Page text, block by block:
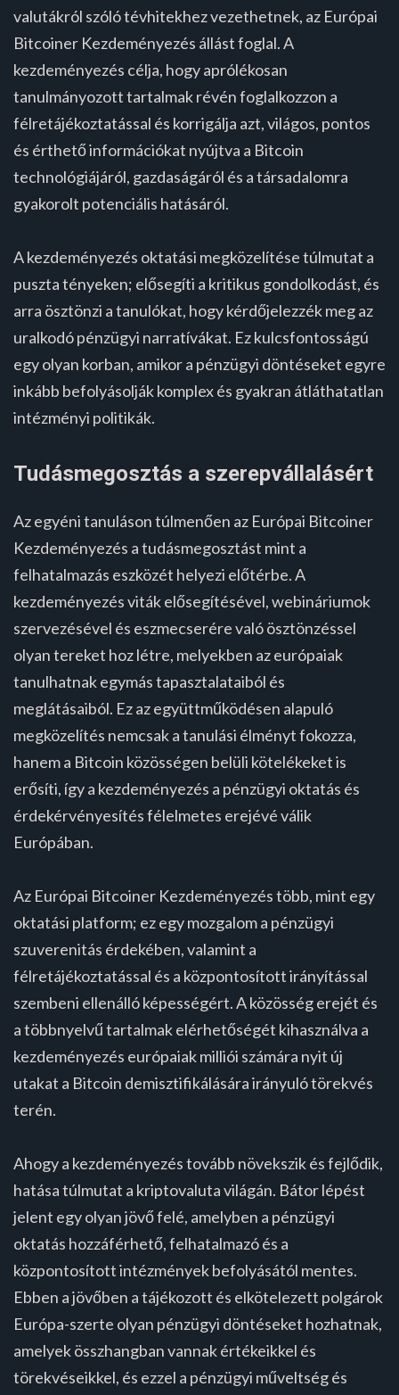
valutákról szóló tévhitekhez vezethetnek, az Európai
Bitcoiner Kezdeményezés állást foglal. A
kezdeményezés célja, hogy aprólékosan
tanulmányozott tartalmak révén foglalkozzon a
félretájékoztatással és korrigálja azt, világos, pontos
és érthető információkat nyújtva a Bitcoin
technológiájáról, gazdaságáról és a társadalomra
gyakorolt potenciális hatásáról.
A kezdeményezés oktatási megközelítése túlmutat a
puszta tényeken; elősegíti a kritikus gondolkodást, és
arra ösztönzi a tanulókat, hogy kérdőjelezzék meg az
uralkodó pénzügyi narratívákat. Ez kulcsfontosságú
egy olyan korban, amikor a pénzügyi döntéseket egyre
inkább befolyásolják komplex és gyakran átláthatatlan
intézményi politikák.
Tudásmegosztás a szerepvállalásért
Az egyéni tanuláson túlmenően az Európai Bitcoiner
Kezdeményezés a tudásmegosztást mint a
felhatalmazás eszközét helyezi előtérbe. A
kezdeményezés viták elősegítésével, webináriumok
szervezésével és eszmecserére való ösztönzéssel
olyan tereket hoz létre, melyekben az európaiak
tanulhatnak egymás tapasztalataiból és
meglátásaiból. Ez az együttműködésen alapuló
megközelítés nemcsak a tanulási élményt fokozza,
hanem a Bitcoin közösségen belüli kötelékeket is
erősíti, így a kezdeményezés a pénzügyi oktatás és
érdekérvényesítés félelmetes erejévé válik
Európában.
Az Európai Bitcoiner Kezdeményezés több, mint egy
oktatási platform; ez egy mozgalom a pénzügyi
szuverenitás érdekében, valamint a
félretájékoztatással és a központosított irányítással
szembeni ellenálló képességért. A közösség erejét és
a többnyelvű tartalmak elérhetőségét kihasználva a
kezdeményezés európaiak milliói számára nyit új
utakat a Bitcoin demisztifikálására irányuló törekvés
terén.
Ahogy a kezdeményezés tovább növekszik és fejlődik,
hatása túlmutat a kriptovaluta világán. Bátor lépést
jelent egy olyan jövő felé, amelyben a pénzügyi
oktatás hozzáférhető, felhatalmazó és a
központosított intézmények befolyásától mentes.
Ebben a jövőben a tájékozott és elkötelezett polgárok
Európa-szerte olyan pénzügyi döntéseket hozhatnak,
amelyek összhangban vannak értékeikkel és
törekvéseikkel, és ezzel a pénzügyi műveltség és